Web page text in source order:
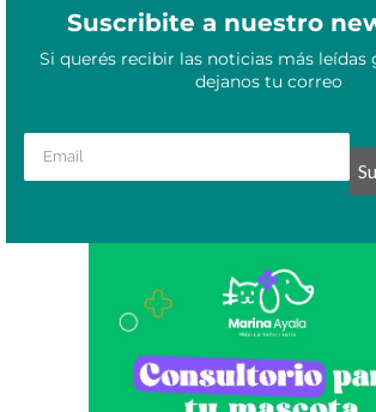
Suscribite a nuestro
Si querés recibir las noticias más leídas
dejanos tu correo